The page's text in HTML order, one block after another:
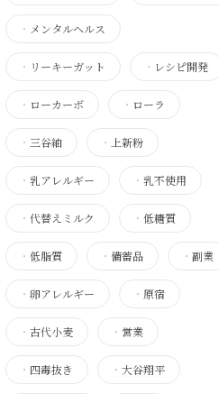
・ メンタルヘルス
・ リーキーガット ・ レシピ開発
・ ローカーボ ・ ローラ
・ 三谷紬 ・ 上新粉
・ 乳アレルギー ・ 乳不使用
・ 代替えミルク ・ 低糖質
・ 低脂質 ・ 備蓄品 ・ 副業
・ 卵アレルギー ・ 原宿
・ 古代小麦 ・ 営業
・ 四毒抜き ・ 大谷翔平